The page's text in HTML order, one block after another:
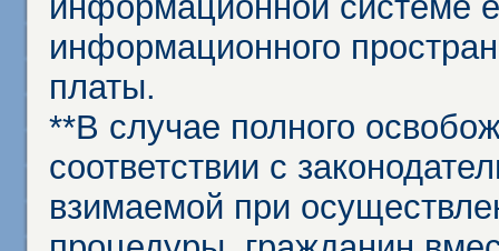
информационного
платы.
**В случае полного
соответствии с
взимаемой при